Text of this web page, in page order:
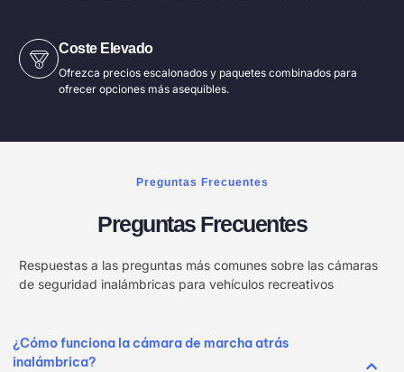
Coste Elevado
Ofrezca precios escalonados y paquetes combinados para
ofrecer opciones más asequibles.
Preguntas Frecuentes
Preguntas Frecuentes
Respuestas a las preguntas más comunes sobre las cámaras
de seguridad inalámbricas para vehículos recreativos
¿Cómo funciona la cámara de marcha atrás
inalámbrica?